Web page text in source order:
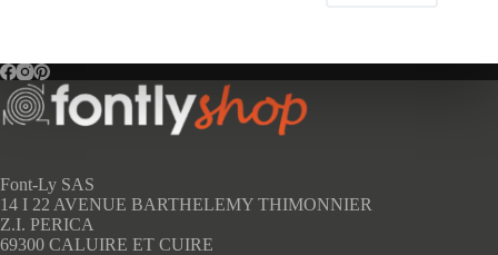
Font-Ly SAS
14 I 22 AVENUE BARTHELEMY THIMONNIER
Z.I. PERICA
69300 CALUIRE ET CUIRE